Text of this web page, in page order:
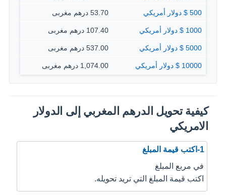
500 $ دولار أمريكي 53.70 درهم مغربى
1000 $ دولار أمريكي 107.40 درهم مغربى
5000 $ دولار أمريكي 537.00 درهم مغربى
10000 $ دولار أمريكي 1,074.00 درهم مغربى
كيفية تحويل الدرهم المغربي إلى الدولار
الامريكي
1-اكتب قيمة المبلغ
في مربع المبلغ
اكتب قيمة المبلغ التي تريد تحويله.